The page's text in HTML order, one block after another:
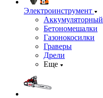
Электроинструмент
Аккумуляторный
Бетономешалки
Газонокосилки
Граверы
Дрели
Еще